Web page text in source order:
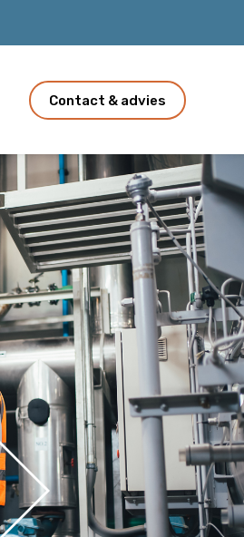
Contact & advies